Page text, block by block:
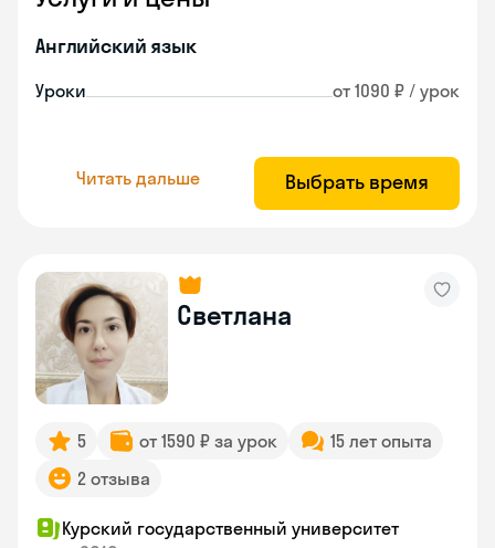
Английский язык
Уроки от 1090 ₽ / урок
Читать дальше Выбрать время
Светлана
5 от 1590 ₽ за урок
15 лет опыта
2 отзыва
Курский государственный университет